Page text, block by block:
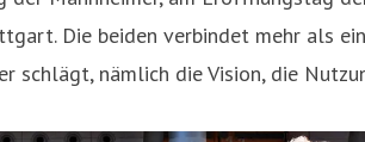
Die beiden verbindet mehr als ein
schlägt, nämlich die Vision, die